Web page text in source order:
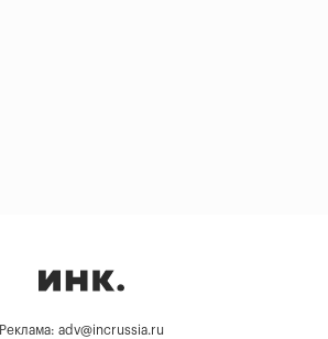
Реклама: adv@incrussia.ru